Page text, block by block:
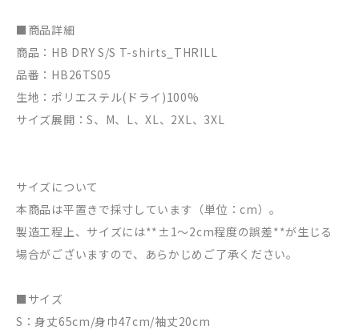
■商品詳細
商品：HB DRY S/S T-shirts_THRILL
品番：HB26TS05
生地：ポリエステル(ドライ)100%
サイズ展開：S、M、L、XL、2XL、3XL
サイズについて
本商品は平置きで採寸しています（単位：cm）。
製造工程上、サイズには**±1〜2cm程度の誤差**が生じる
場合がございますので、あらかじめご了承ください。
■サイズ
S：身丈65cm/身巾47cm/袖丈20cm